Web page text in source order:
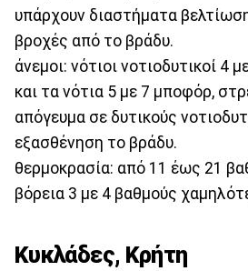
υπάρχουν διαστήματα
βροχές από το βράδυ.
άνεμοι: νότιοι νοτιοδυτικοί 4
και τα νότια 5 με 7 μποφόρ,
απόγευμα σε δυτικούς
εξασθένηση το βράδυ.
θερμοκρασία: από 11 έως 21
βόρεια 3 με 4 βαθμούς
Κυκλάδες, Κρήτη